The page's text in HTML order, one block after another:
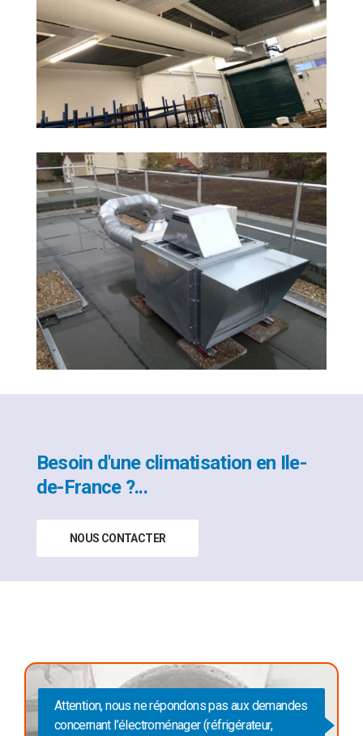
Besoin d'une climatisation en Ile-
de-France ?...
NOUS CONTACTER
Attention, nous ne répondons pas aux demandes
concernant l’électroménager (réfrigérateur,